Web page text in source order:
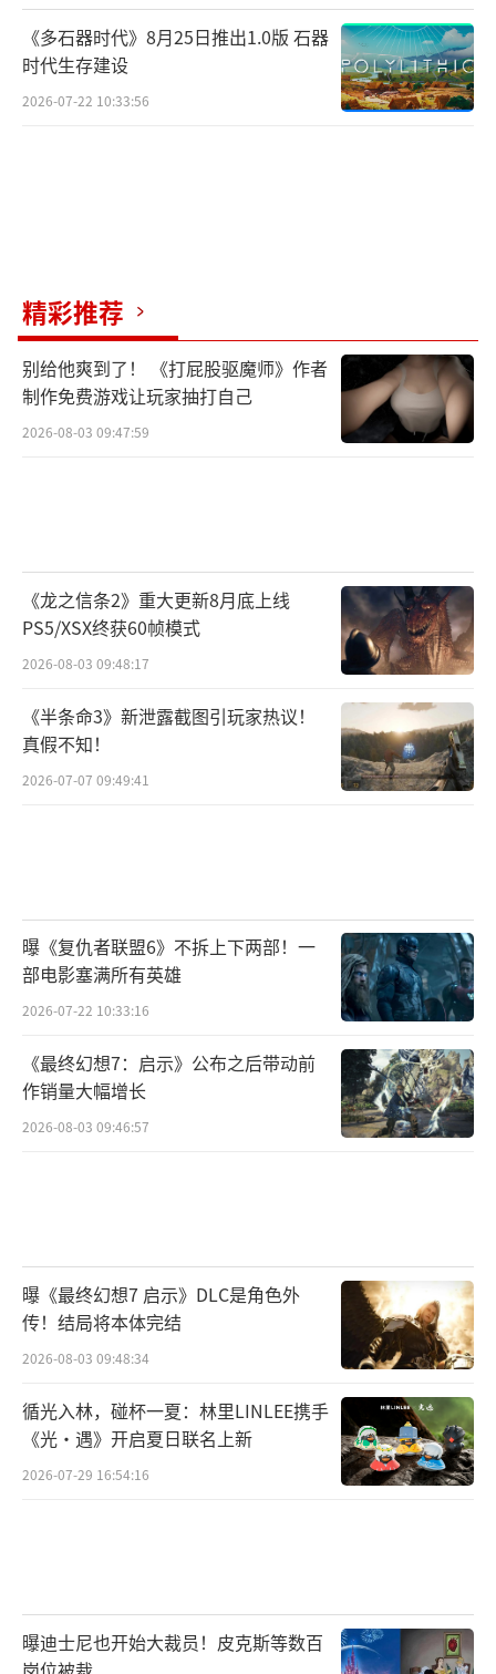
《多石器时代》8月25日推出1.0版 石器
时代生存建设
2026-07-22 10:33:56
精彩推荐
别给他爽到了！ 《打屁股驱魔师》作者
制作免费游戏让玩家抽打自己
2026-08-03 09:47:59
《龙之信条2》重大更新8月底上线
PS5/XSX终获60帧模式
2026-08-03 09:48:17
《半条命3》新泄露截图引玩家热议！
真假不知！
2026-07-07 09:49:41
曝《复仇者联盟6》不拆上下两部！一
部电影塞满所有英雄
2026-07-22 10:33:16
《最终幻想7：启示》公布之后带动前
作销量大幅增长
2026-08-03 09:46:57
曝《最终幻想7 启示》DLC是角色外
传！结局将本体完结
2026-08-03 09:48:34
循光入林，碰杯一夏：林里LINLEE携手
《光·遇》开启夏日联名上新
2026-07-29 16:54:16
曝迪士尼也开始大裁员！皮克斯等数百